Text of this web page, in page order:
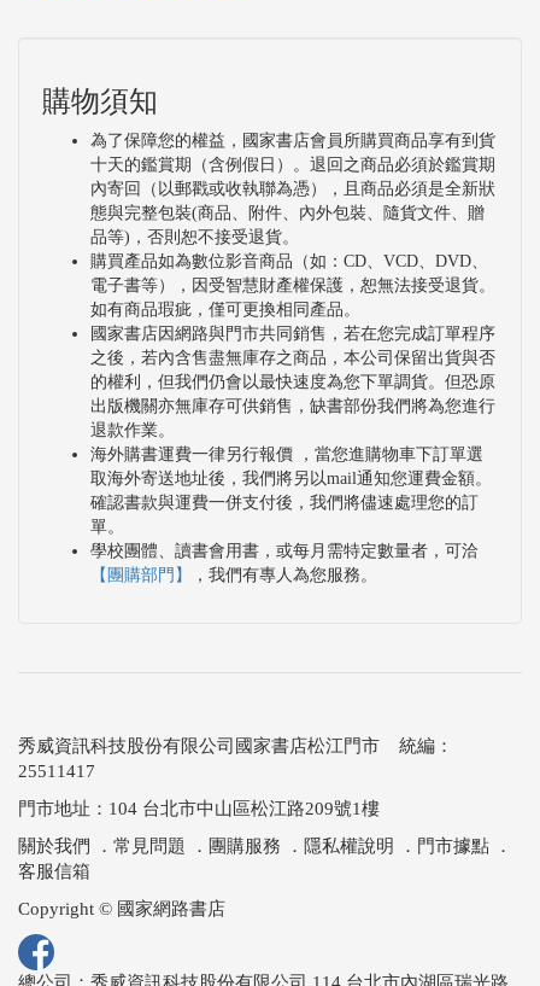
購物須知
為了保障您的權益，國家書店會員所購買商品享有到貨
十天的鑑賞期（含例假日）。退回之商品必須於鑑賞期
內寄回（以郵戳或收執聯為憑），且商品必須是全新狀
態與完整包裝(商品、附件、內外包裝、隨貨文件、贈
品等)，否則恕不接受退貨。
購買產品如為數位影音商品（如：CD、VCD、DVD、
電子書等），因受智慧財產權保護，恕無法接受退貨。
如有商品瑕疵，僅可更換相同產品。
國家書店因網路與門市共同銷售，若在您完成訂單程序
之後，若內含售盡無庫存之商品，本公司保留出貨與否
的權利，但我們仍會以最快速度為您下單調貨。但恐原
出版機關亦無庫存可供銷售，缺書部份我們將為您進行
退款作業。
海外購書運費一律另行報價 ，當您進購物車下訂單選
取海外寄送地址後，我們將另以mail通知您運費金額。
確認書款與運費一併支付後，我們將儘速處理您的訂
單。
學校團體、讀書會用書，或每月需特定數量者，可洽
【團購部門】
，我們有專人為您服務。
秀威資訊科技股份有限公司國家書店松江門市 統編：
25511417
門市地址：104 台北市中山區松江路209號1樓
關於我們
． 常見問題 ． 團購服務 ． 隱私權說明 ． 門市據點 ．
客服信箱
Copyright © 國家網路書店